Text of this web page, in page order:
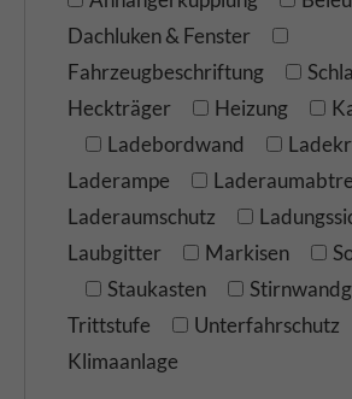
Dachluken & Fenster
Fahrzeugbeschriftung
Heckträger
Heizung
Ladebordwand
Laderampe
Laderaumschutz
Laubgitter
Markisen
Staukasten
Trittstufe
Unterfahrschutz
Klimaanlage